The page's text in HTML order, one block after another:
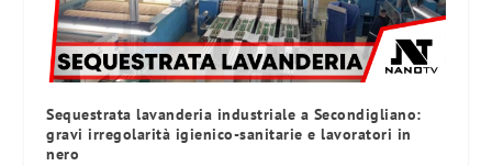
Sequestrata lavanderia industriale a Secondigliano:
gravi irregolarità igienico-sanitarie e lavoratori in
nero